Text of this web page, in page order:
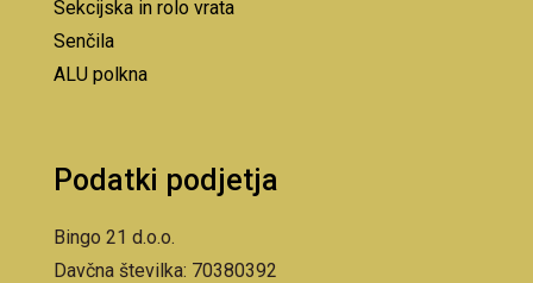
Sekcijska in rolo vrata
Senčila
ALU polkna
Podatki podjetja
Bingo 21 d.o.o.
Davčna številka: 70380392